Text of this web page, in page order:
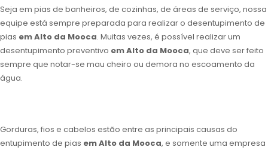
Seja em pias de banheiros, de cozinhas, de áreas de serviço, nossa
equipe está sempre preparada para realizar o desentupimento de
pias em Alto da Mooca. Muitas vezes, é possível realizar um
desentupimento preventivo em Alto da Mooca, que deve ser feito
sempre que notar-se mau cheiro ou demora no escoamento da
água.
Gorduras, fios e cabelos estão entre as principais causas do
entupimento de pias em Alto da Mooca, e somente uma empresa